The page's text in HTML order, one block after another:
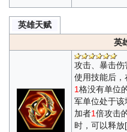
英雄天赋
英
攻击、暴击伤
使用技能后，
1格没有单位
军单位处于
加者1倍攻击
时，可以释